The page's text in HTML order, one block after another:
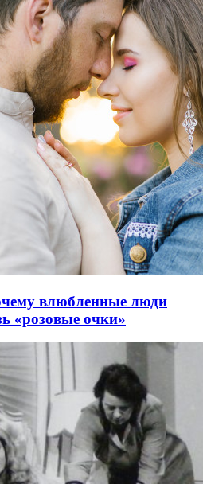
влюбленные люди
«розовые очки»